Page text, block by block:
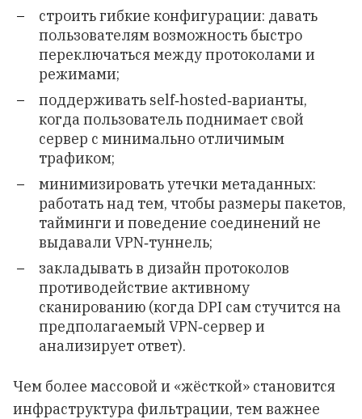
строить гибкие конфигурации: давать
пользователям возможность быстро
переключаться между протоколами и
режимами;
поддерживать self‑hosted‑варианты,
когда пользователь поднимает свой
сервер с минимально отличимым
трафиком;
минимизировать утечки метаданных:
работать над тем, чтобы размеры пакетов,
тайминги и поведение соединений не
выдавали VPN‑туннель;
закладывать в дизайн протоколов
противодействие активному
сканированию (когда DPI сам стучится на
предполагаемый VPN‑сервер и
анализирует ответ).
Чем более массовой и «жёсткой» становится
инфраструктура фильтрации, тем важнее